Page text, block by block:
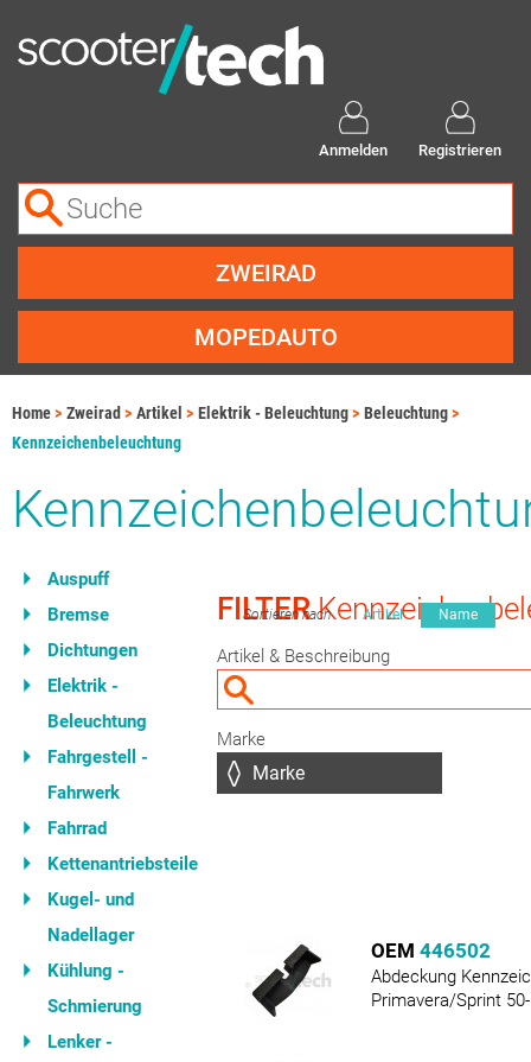
Anmelden Registrieren
ZWEIRAD
MOPEDAUTO
Home Zweirad Artikel Elektrik - Beleuchtung
Beleuchtung
Kennzeichenbeleuchtung
Auspuff
Bremse
Dichtungen
Elektrik -
Beleuchtung
Fahrgestell -
Fahrwerk
Fahrrad
Kettenantriebsteile
Kugel- und
Nadellager
Kühlung -
Schmierung
Lenker -
FILTER
Sortieren nach Artikel Name
Artikel & Beschreibung
Marke
OEM 446502
Abdeckung
Primavera/Sprint